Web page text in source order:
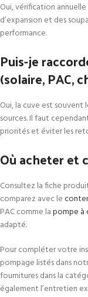
Oui, vérification
d’expansion et des
performance.
Puis-je
(solaire, PAC,
Oui, la cuve est
sources. Il faut
priorités et éviter les
Où acheter et
Consultez la fiche
comparez avec le
PAC comme lapompe à
adapté.
Pour compléter votre
pompage listés dans
fournitures dans la
également l’entretien